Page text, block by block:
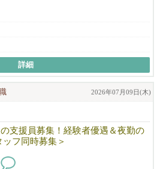
詳細
2026年07月09日(木)
支援員募集！経験者優遇＆夜勤の
フ同時募集＞